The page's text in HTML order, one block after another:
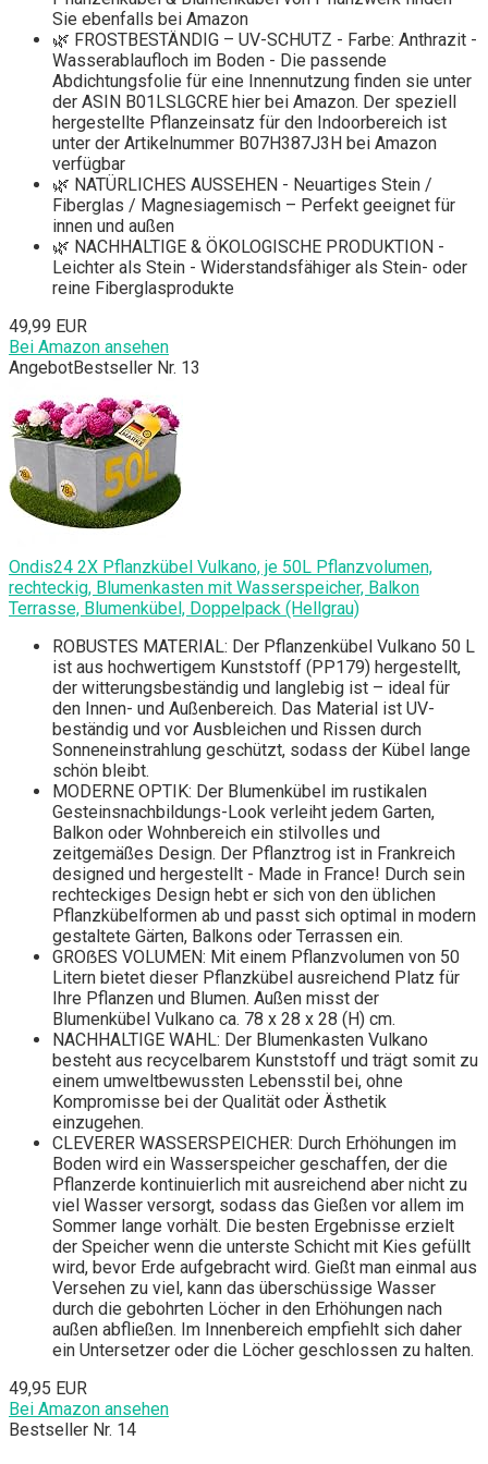
Sie ebenfalls bei Amazon
🌿 FROSTBESTÄNDIG – UV-SCHUTZ - Farbe: Anthrazit -
Wasserablaufloch im Boden - Die passende
Abdichtungsfolie für eine Innennutzung finden sie unter
der ASIN B01LSLGCRE hier bei Amazon. Der speziell
hergestellte Pflanzeinsatz für den Indoorbereich ist
unter der Artikelnummer B07H387J3H bei Amazon
verfügbar
🌿 NATÜRLICHES AUSSEHEN - Neuartiges Stein /
Fiberglas / Magnesiagemisch – Perfekt geeignet für
innen und außen
🌿 NACHHALTIGE & ÖKOLOGISCHE PRODUKTION -
Leichter als Stein - Widerstandsfähiger als Stein- oder
reine Fiberglasprodukte
49,99 EUR
Bei Amazon ansehen
AngebotBestseller Nr. 13
Ondis24 2X Pflanzkübel Vulkano, je 50L Pflanzvolumen,
rechteckig, Blumenkasten mit Wasserspeicher, Balkon
Terrasse, Blumenkübel, Doppelpack (Hellgrau)
ROBUSTES MATERIAL: Der Pflanzenkübel Vulkano 50 L
ist aus hochwertigem Kunststoff (PP179) hergestellt,
der witterungsbeständig und langlebig ist – ideal für
den Innen- und Außenbereich. Das Material ist UV-
beständig und vor Ausbleichen und Rissen durch
Sonneneinstrahlung geschützt, sodass der Kübel lange
schön bleibt.
MODERNE OPTIK: Der Blumenkübel im rustikalen
Gesteinsnachbildungs-Look verleiht jedem Garten,
Balkon oder Wohnbereich ein stilvolles und
zeitgemäßes Design. Der Pflanztrog ist in Frankreich
designed und hergestellt - Made in France! Durch sein
rechteckiges Design hebt er sich von den üblichen
Pflanzkübelformen ab und passt sich optimal in modern
gestaltete Gärten, Balkons oder Terrassen ein.
GROẞES VOLUMEN: Mit einem Pflanzvolumen von 50
Litern bietet dieser Pflanzkübel ausreichend Platz für
Ihre Pflanzen und Blumen. Außen misst der
Blumenkübel Vulkano ca. 78 x 28 x 28 (H) cm.
NACHHALTIGE WAHL: Der Blumenkasten Vulkano
besteht aus recycelbarem Kunststoff und trägt somit zu
einem umweltbewussten Lebensstil bei, ohne
Kompromisse bei der Qualität oder Ästhetik
einzugehen.
CLEVERER WASSERSPEICHER: Durch Erhöhungen im
Boden wird ein Wasserspeicher geschaffen, der die
Pflanzerde kontinuierlich mit ausreichend aber nicht zu
viel Wasser versorgt, sodass das Gießen vor allem im
Sommer lange vorhält. Die besten Ergebnisse erzielt
der Speicher wenn die unterste Schicht mit Kies gefüllt
wird, bevor Erde aufgebracht wird. Gießt man einmal aus
Versehen zu viel, kann das überschüssige Wasser
durch die gebohrten Löcher in den Erhöhungen nach
außen abfließen. Im Innenbereich empfiehlt sich daher
ein Untersetzer oder die Löcher geschlossen zu halten.
49,95 EUR
Bei Amazon ansehen
Bestseller Nr. 14